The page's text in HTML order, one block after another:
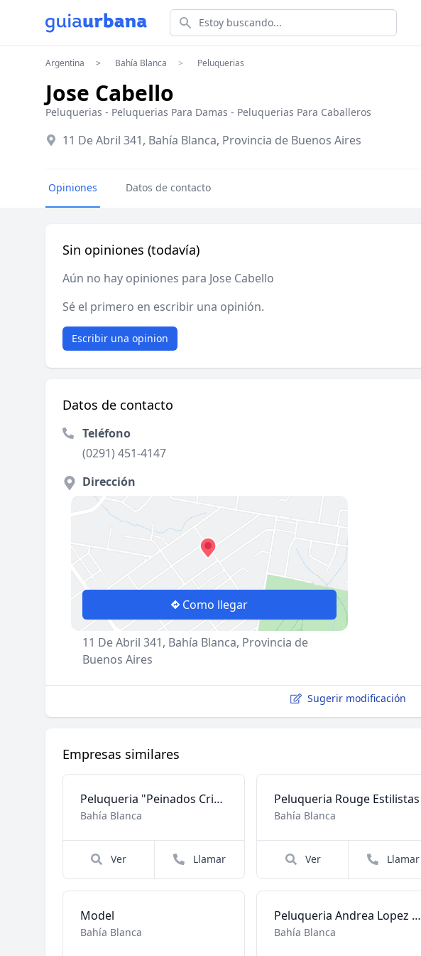
Estoy buscando...
Argentina Bahía Blanca Peluquerias
Jose Cabello
Peluquerias - Peluquerias Para Damas - Peluquerias Para Caballeros
11 De Abril 341, Bahía Blanca, Provincia de Buenos Aires
Opiniones Datos de contacto
Sin opiniones (todavía)
Aún no hay opiniones para Jose Cabello
Sé el primero en escribir una opinión.
Escribir una opinion
Datos de contacto
Teléfono
(0291) 451-4147
Dirección
Como llegar
11 De Abril 341, Bahía Blanca, Provincia de
Buenos Aires
Sugerir modificación
Empresas similares
Peluqueria "Peinados Cristina"
Bahía Blanca
Ver Llamar
Peluqueria Rouge Estilistas
Bahía Blanca
Ver Llamar
Model
Bahía Blanca
Peluqueria Andrea Lopez Estilista
Bahía Blanca